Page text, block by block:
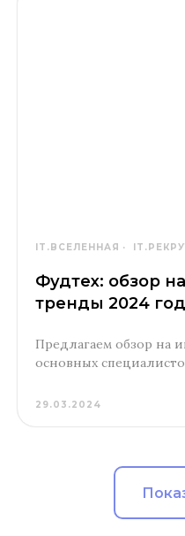
IT.ВСЕЛЕННАЯ
Фудтех: обзор
тренды 2024
Предлагаем обзор на
основных
29.03.2024